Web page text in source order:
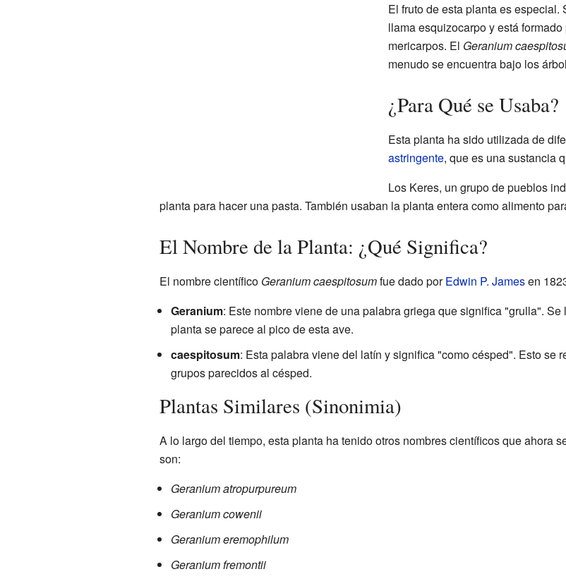
El fruto de esta planta es especial.
llama esquizocarpo y está
mericarpos. El Geranium
menudo se encuentra bajo los
¿Para Qué se Usaba?
Esta planta ha sido utilizada de
astringente, que es una sustancia
Los Keres, un grupo de pueblos
planta para hacer una pasta. También usaban la planta entera como alimento
El Nombre de la Planta: ¿Qué Significa?
El nombre científico Geranium caespitosumfue dado porEdwin P. Jamesen
Geranium: Este nombre viene de una palabra griega que significa "grulla".
planta se parece al pico de esta ave.
caespitosum: Esta palabra viene del latín y significa "como césped". Esto se
grupos parecidos al césped.
Plantas Similares (Sinonimia)
A lo largo del tiempo, esta planta ha tenido otros nombres científicos que ahora
son:
Geranium atropurpureum
Geranium cowenii
Geranium eremophilum
Geranium fremontii